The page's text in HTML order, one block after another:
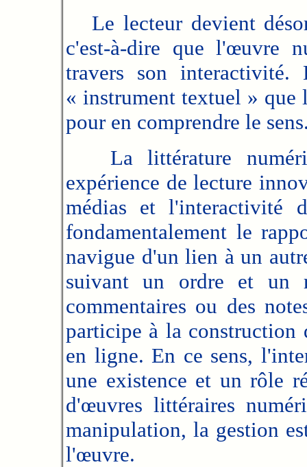
Le lecteur devient
c'est-à-dire que l'œuvre
travers son
« instrument textuel » que
pour en comprendre le
La littérature
expérience de lecture
médias et l'interactivité
fondamentalement le
navigue d'un lien à un
suivant un ordre et un
commentaires ou des
participe à la construction
en ligne. En ce sens,
une existence et un rôle
d'œuvres littéraires
manipulation, la gestion
l'œuvre.